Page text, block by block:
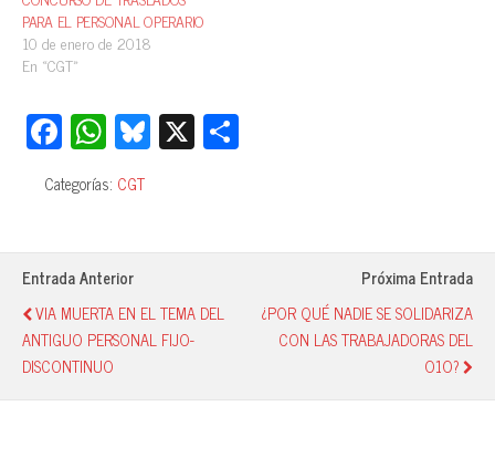
PARA EL PERSONAL OPERARIO
10 de enero de 2018
En «CGT»
Fa
ce
bo
ok
W
ha
ts
A
pp
Bl
ue
y
X
pa
Categorías: CGT
Entrada Anterior
VIA MUERTA EN EL TEMA DEL
ANTIGUO PERSONAL FIJO-
DISCONTINUO
Próxima Entrada
¿POR QUÉ NADIE SE SOLIDARIZA
CON LAS TRABAJADORAS DEL
O1O?